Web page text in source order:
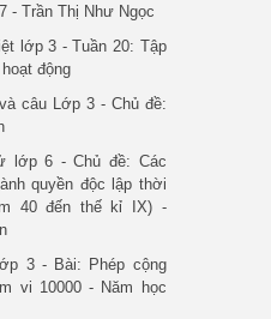
- Trần Thị Như Ngọc
lớp 3 - Tuần 20: Tập
động
câu Lớp 3 - Chủ đề:
lớp 6 - Chủ đề: Các
quyền độc lập thời
40 đến thế kỉ IX) -
3 - Bài: Phép cộng
vi 10000 - Năm học